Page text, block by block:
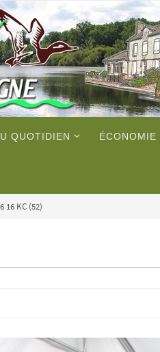
QUOTIDIEN ÉCONOMIE
16 KC (52)